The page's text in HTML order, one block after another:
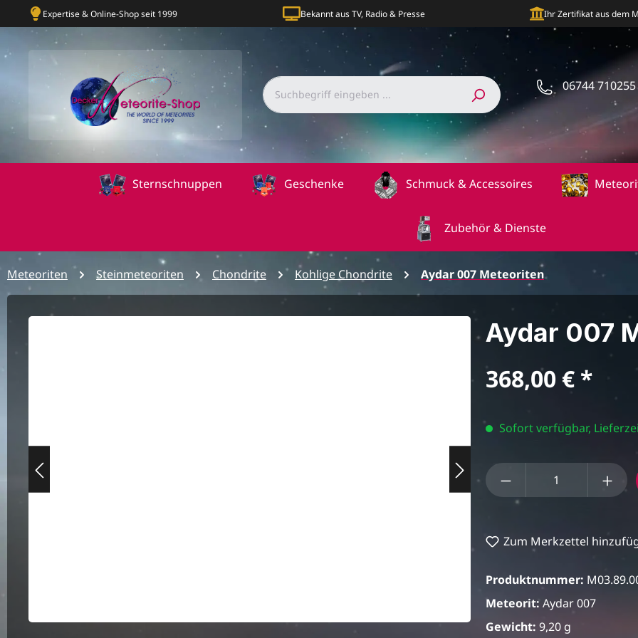
Expertise & Online-Shop seit 1999 Bekannt aus TV, Radio & Presse Ihr Zertifikat aus dem
06744 710255
Sternschnuppen Geschenke Schmuck & Accessoires
Zubehör & Dienste
Meteoriten Steinmeteoriten Chondrite Kohlige Chondrite Aydar 007 Meteoriten
Bildergalerie überspringen Aydar 007
Regulärer Preis:
368,00 €
Sofort verfügbar,
Produkt Anzahl:
Zum Merkzettel
Produktnummer:
Meteorit: Aydar 007
Gewicht: 9,20 g